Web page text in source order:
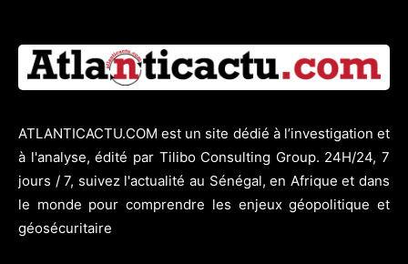
ATLANTICACTU.COM est un site dédié à l’investigation et
à l'analyse, édité par Tilibo Consulting Group. 24H/24, 7
jours / 7, suivez l'actualité au Sénégal, en Afrique et dans
le monde pour comprendre les enjeux géopolitique et
géosécuritaire